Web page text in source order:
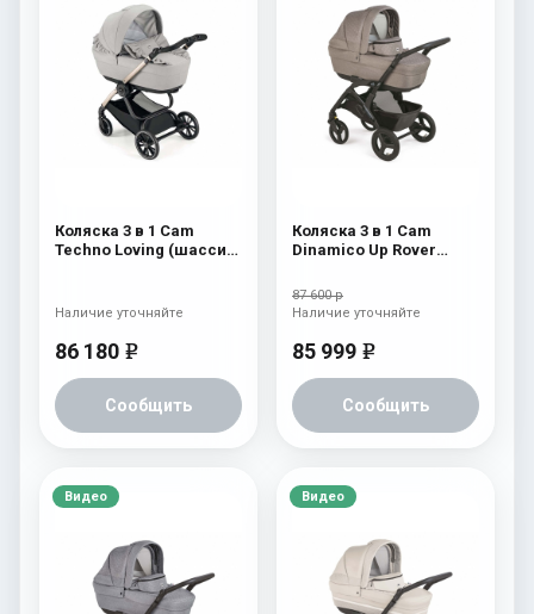
Коляска 3 в 1 Cam
Techno Loving (шасси
86 180 e
Сообщить
Наличие уточняйте
Коляска 3 в 1 Cam
Dinamico Up Rover
87 600 р
85 999 e
Сообщить
Наличие уточняйте
Видео Видео